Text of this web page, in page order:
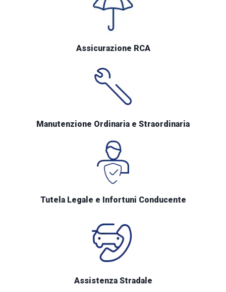
Assicurazione RCA
Manutenzione Ordinaria e Straordinaria
Tutela Legale e Infortuni Conducente
Assistenza Stradale